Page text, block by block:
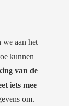
we aan het
kunnen
van de
iets mee
om.